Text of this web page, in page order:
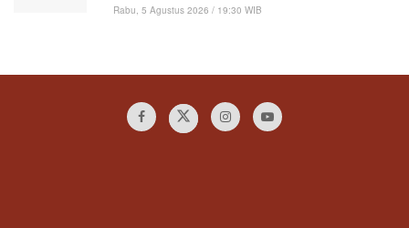
Rabu, 5 Agustus 2026 / 19:30 WIB